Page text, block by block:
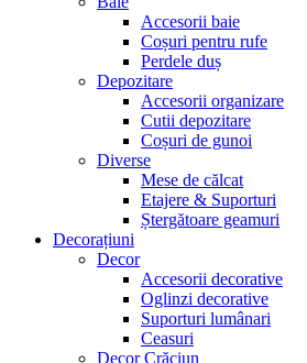
Accesorii baie
Coșuri pentru rufe
Perdele duș
Depozitare
Accesorii organizare
Cutii depozitare
Coșuri de gunoi
Diverse
Mese de călcat
Etajere & Suporturi
Ștergătoare geamuri
Decorațiuni
Decor
Accesorii decorative
Oglinzi decorative
Suporturi lumânari
Ceasuri
Decor Crăciun